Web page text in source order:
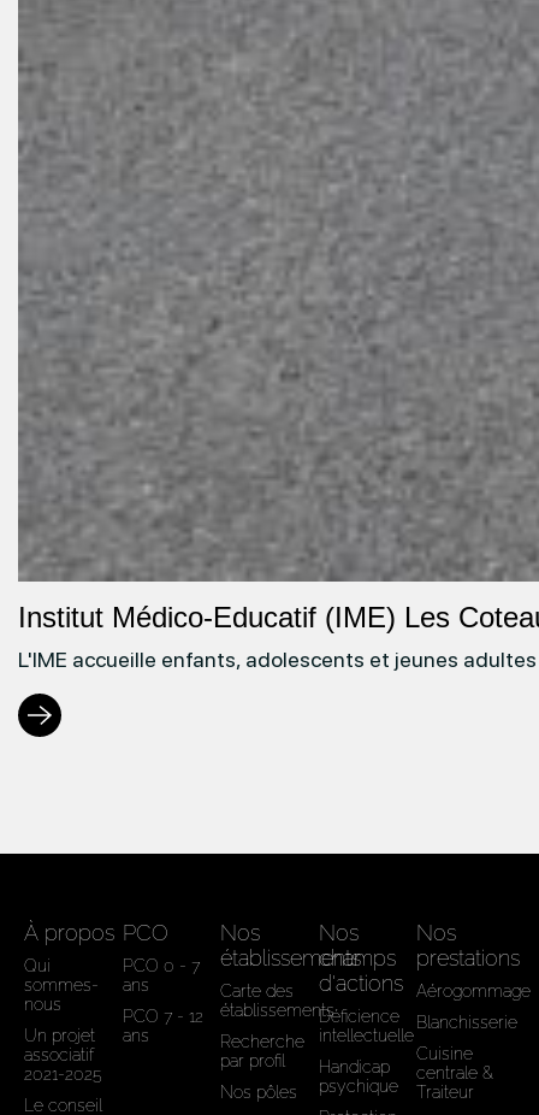
Institut Médico-Educatif (IME) Les
L'IME accueille enfants, adolescents et jeunes
À propos
Qui
sommes-
nous
Un projet
associatif
2021-2025
Le conseil
PCO
PCO 0 - 7
ans
PCO 7 - 12
ans
Nos
établissements
Carte des
établissements
Recherche
par profil
Nos pôles
Nos
champs
d'actions
Déficience
intellectuelle
Handicap
psychique
Nos
prestations
Aérogommage
Blanchisserie
Cuisine
centrale &
Traiteur